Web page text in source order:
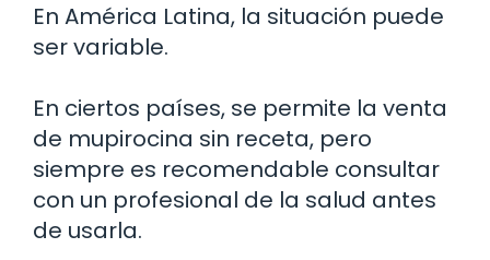
En América Latina, la situación puede
ser variable.
En ciertos países, se permite la venta
de mupirocina sin receta, pero
siempre es recomendable consultar
con un profesional de la salud antes
de usarla.